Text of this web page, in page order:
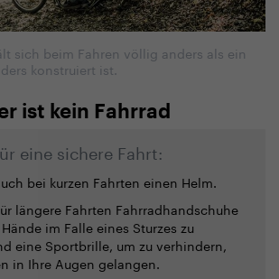
sich beim Fahren völlig anders als ein
konstruiert ist.
ist kein Fahrrad
eine sichere Fahrt:
bei kurzen Fahrten einen Helm.
längere Fahrten Fahrradhandschuhe
im Falle eines Sturzes zu
eine Sportbrille, um zu verhindern,
in Ihre Augen gelangen.